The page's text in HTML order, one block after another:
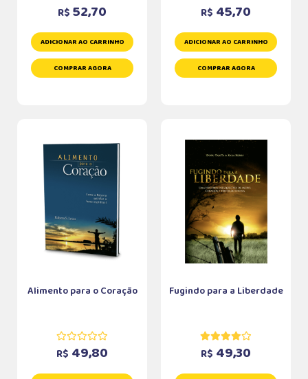
R$ 52,70
ADICIONAR AO CARRINHO
COMPRAR AGORA
R$ 45,70
ADICIONAR AO CARRINHO
COMPRAR AGORA
Alimento para o Coração
R$ 49,80
Fugindo para a Liberdade
R$ 49,30